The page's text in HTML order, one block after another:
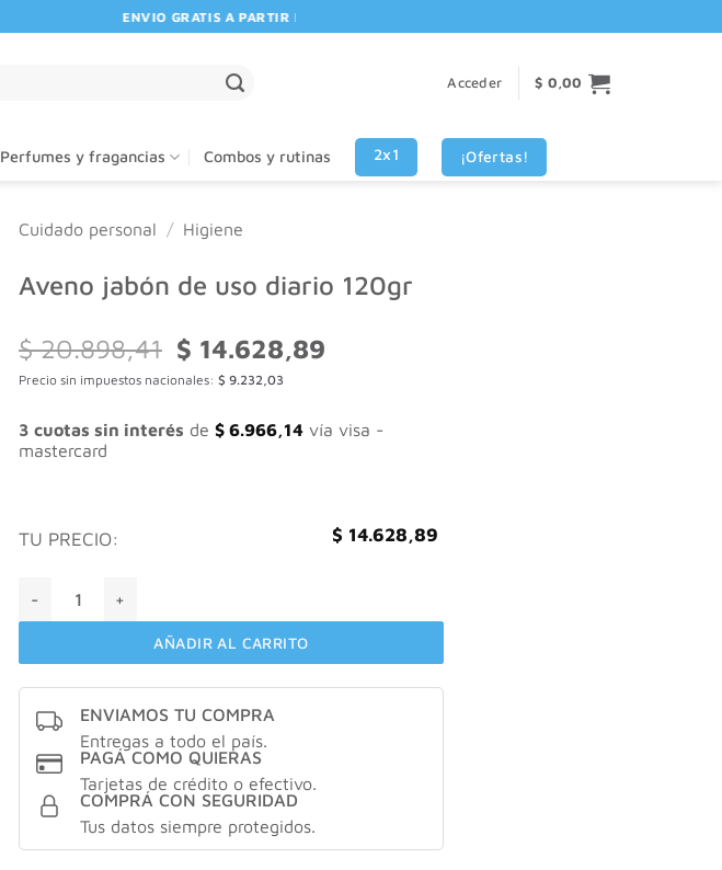
ENVIO GRATIS A PARTIR DE $80.000! 🚚 | 💳 3 CUOTAS SIN INTERES VISA - MASTERCARD
Acceder $ 0,00
Perfumes y fragancias Combos y rutinas 2x1 ¡Ofertas!
Cuidado personal / Higiene
Aveno jabón de uso diario 120gr
$20.898,41 El
precio
original
$ 20.898,41.
$ 14.628,89
$ 14.628,89.
Precio sin impuestos nacionales: $ 9.232,03
3 cuotas sin interés de $ 6.966,14 vía visa -
mastercard
TU PRECIO: $ 14.628,89
AÑADIR AL CARRITO
ENVIAMOS TU COMPRA
Entregas a todo el país.
PAGÁ COMO QUIERAS
Tarjetas de crédito o efectivo.
COMPRÁ CON SEGURIDAD
Tus datos siempre protegidos.